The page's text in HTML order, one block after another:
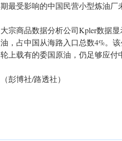
期最受影响的中国民营小型炼油厂
大宗商品数据分析公司Kpler数据
油，占中国从海路入口总数4%。
轮上载有的委国原油，仍足够应付
（彭博社/路透社）